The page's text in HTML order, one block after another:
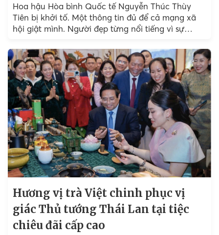
Hoa hậu Hòa bình Quốc tế Nguyễn Thúc Thùy
Tiên bị khởi tố. Một thông tin đủ để cả mạng xã
hội giật mình. Người đẹp từng nổi tiếng vì sự
Hương vị trà Việt chinh phục vị
giác Thủ tướng Thái Lan tại tiệc
chiêu đãi cấp cao